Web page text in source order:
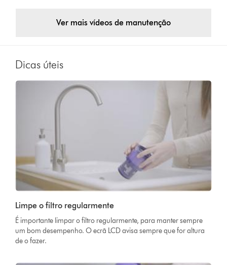
Ver mais vídeos de manutenção
Dicas úteis
Limpe o filtro regularmente
É importante limpar o filtro regularmente, para manter sempre
um bom desempenho. O ecrã LCD avisa sempre que for altura
de o fazer.